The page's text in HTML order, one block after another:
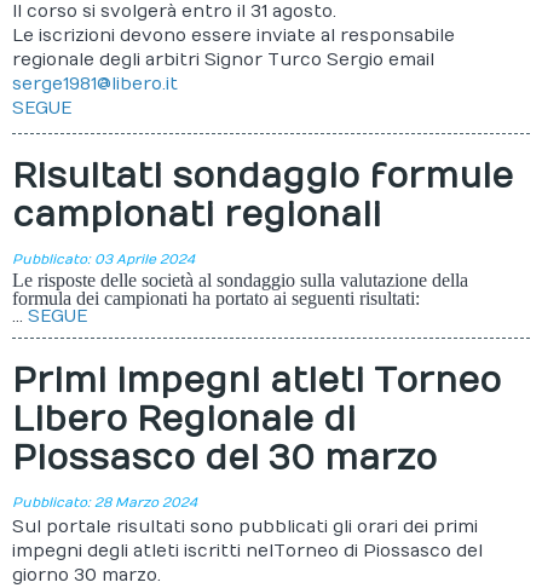
Il corso si svolgerà entro il 31 agosto.
Le iscrizioni devono essere inviate al responsabile
regionale degli arbitri Signor Turco Sergio email
serge1981@libero.it
SEGUE
Risultati sondaggio formule
campionati regionali
Pubblicato: 03 Aprile 2024
Le risposte delle società al sondaggio sulla valutazione della
formula dei campionati ha portato ai seguenti risultati:
... SEGUE
Primi impegni atleti Torneo
Libero Regionale di
Piossasco del 30 marzo
Pubblicato: 28 Marzo 2024
Sul portale risultati sono pubblicati gli orari dei primi
impegni degli atleti iscritti nel Torneo di Piossasco del
giorno 30 marzo.